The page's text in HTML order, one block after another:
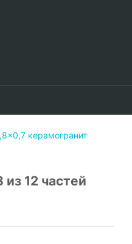
керамогранит
12 частей